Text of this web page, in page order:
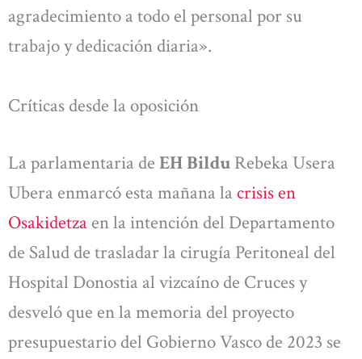
agradecimiento a todo el personal por su
trabajo y dedicación diaria».
Críticas desde la oposición
La parlamentaria de EH Bildu Rebeka Usera
Ubera enmarcó esta mañana la crisis en
Osakidetza en la intención del Departamento
de Salud de trasladar la cirugía Peritoneal del
Hospital Donostia al vizcaíno de Cruces y
desveló que en la memoria del proyecto
presupuestario del Gobierno Vasco de 2023 se